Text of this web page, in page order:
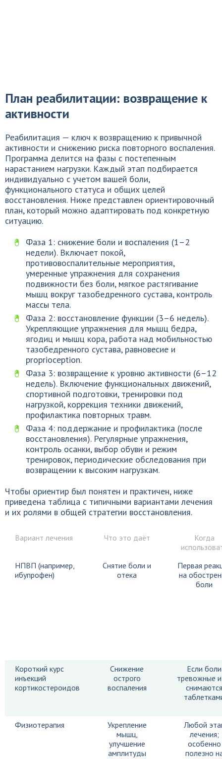
План реабилитации: возвращение к
активности
Реабилитация — ключ к возвращению к привычной
активности и снижению риска повторного воспаления.
Программа делится на фазы с постепенным
нарастанием нагрузки. Каждый этап подбирается
индивидуально с учетом вашей боли,
функционального статуса и общих целей
восстановления. Ниже представлен ориентировочный
план, который можно адаптировать под конкретную
ситуацию.
Фаза 1: снижение боли и воспаления (1–2
недели). Включает покой,
противовоспалительные мероприятия,
умеренные упражнения для сохранения
подвижности без боли, мягкое растягивание
мышц вокруг тазобедренного сустава, контроль
массы тела.
Фаза 2: восстановление функции (3–6 недель).
Укрепляющие упражнения для мышц бедра,
ягодиц и мышц кора, работа над мобильностью
тазобедренного сустава, равновесие и
proprioception.
Фаза 3: возвращение к уровню активности (6–12
недель). Включение функциональных движений,
спортивной подготовки, тренировки под
нагрузкой, коррекция техники движений,
профилактика повторных травм.
Фаза 4: поддержание и профилактика (после
восстановления). Регулярные упражнения,
контроль осанки, выбор обуви и режим
тренировок, периодические обследования при
возвращении к высоким нагрузкам.
Чтобы ориентир был понятен и практичен, ниже
приведена таблица с типичными вариантами лечения
и их ролями в общей стратегии восстановления.
Вариант лечения Что это даёт
Когда
НПВП (например,
ибупрофен)
Снятие боли и
отека
Первая
на
боли
Короткий курс
инъекций
кортикостероидов
Снижение
острого
воспаления
Если боли
тревожные
снимаются
Физиотерапия
Укрепление
мышц,
улучшение
амплитуды
Любой
лечения;
особенно
полезно